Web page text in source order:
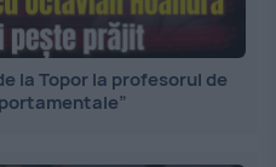
la Topor la profesorul de